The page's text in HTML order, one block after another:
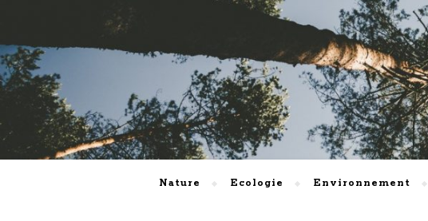
Nature Ecologie Environnement